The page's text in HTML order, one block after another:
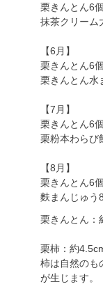
栗きんとん6個
抹茶クリーム
【6月】
栗きんとん6個
栗きんとん水
【7月】
栗きんとん6個
栗粉本わらび
【8月】
栗きんとん6個
麩まんじゅう
栗きんとん：
栗柿：約
柿は自然のも
が生じます。